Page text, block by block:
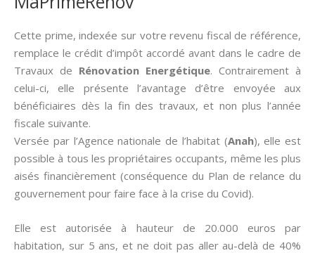
Cette prime, indexée sur votre revenu fiscal de référence,
remplace le crédit d’impôt accordé avant dans le cadre de
Travaux de Rénovation Energétique. Contrairement à
celui-ci, elle présente l’avantage d’être envoyée aux
bénéficiaires dès la fin des travaux, et non plus l’année
fiscale suivante.
Versée par l’Agence nationale de l’habitat (Anah), elle est
possible à tous les propriétaires occupants, même les plus
aisés financièrement (conséquence du Plan de relance du
gouvernement pour faire face à la crise du Covid).
Elle est autorisée à hauteur de 20.000 euros par
habitation, sur 5 ans, et ne doit pas aller au-delà de 40%